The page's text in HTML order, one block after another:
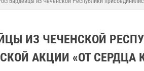
ИЗ ЧЕЧЕНСКОЙ
АКЦИИ «ОТ СЕРДЦА